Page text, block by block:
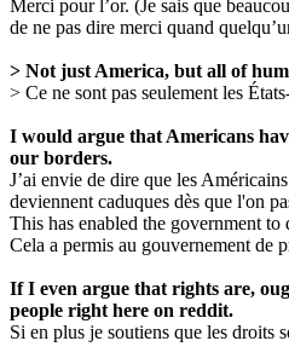
Merci pour l’or. (Je sais que
de ne pas dire merci quand
> Not just America, but all of
> Ce ne sont pas seulement les
I would argue that Americans
our borders.
J’ai envie de dire que les
deviennent caduques dès que l'on
This has enabled the government
Cela a permis au gouvernement de
If I even argue that rights are,
people right here on reddit.
Si en plus je soutiens que les droits